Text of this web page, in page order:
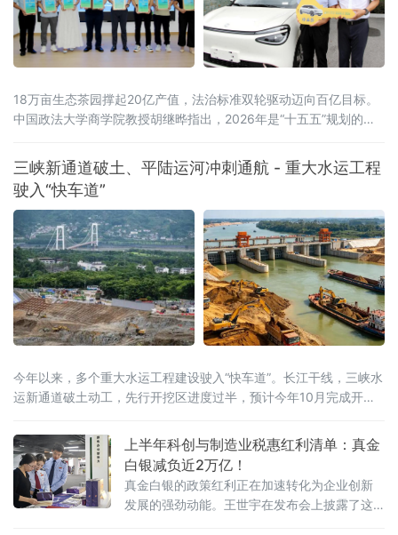
18万亩生态茶园撑起20亿产值，法治标准双轮驱动迈向百亿目标。
中国政法大学商学院教授胡继晔指出，2026年是“十五五”规划的开
（2026—2030年）》，明确到2030年全产业链规模达1.5万亿元的
目标，《扩大消费“十五五”规划》更是将茶叶列为历史经典产业；桐
柏茶产业深度契合国家
三峡新通道破土、平陆运河冲刺通航 - 重大水运工程
驶入“快车道”
今年以来，多个重大水运工程建设驶入“快车道”。长江干线，三峡水
运新通道破土动工，先行开挖区进度过半，预计今年10月完成开挖
航冲刺；东海之滨，长江口南槽航道治理二期工程开工建设，建成
后可实现5000吨级船舶全潮通航；琼岛西北，海南洋浦区域国际集
装箱枢纽港扩建工程码头主体全面完工，年内将实现分区投产。一
批水运通道相继
上半年科创与制造业税惠红利清单：真金
白银减负近2万亿！
真金白银的政策红利正在加速转化为企业创新
发展的强劲动能。王世宇在发布会上披露了这